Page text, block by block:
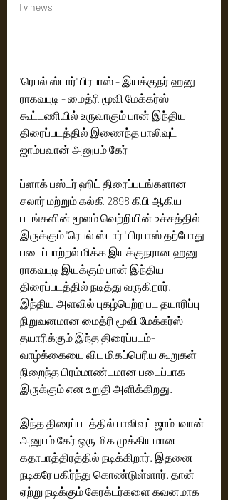
Tv news
'ரெபல் ஸ்டார்' பிரபாஸ் - இயக்குநர் ஹனு
ராகவபுடி - மைத்ரி மூவி மேக்கர்ஸ்
கூட்டணியில் உருவாகும் பான் இந்திய
திரைப்படத்தில் இணைந்த பாலிவுட்
ஜாம்பவான் அனுபம் கேர்
ப்ளாக் பஸ்டர் ஹிட் திரைப்படங்களான
சலார் மற்றும் கல்கி 2898 கிபி ஆகிய
படங்களின் மூலம் வெற்றியின் உச்சத்தில்
இருக்கும் 'ரெபல் ஸ்டார் ' பிரபாஸ் தற்போது
படைப்பாற்றல் மிக்க இயக்குநரான ஹனு
ராகவபுடி இயக்கும் பான் இந்திய
திரைப்படத்தில் நடித்து வருகிறார்.
இந்திய அளவில் புகழ்பெற்ற பட தயாரிப்பு
நிறுவனமான மைத்ரி மூவி மேக்கர்ஸ்
தயாரிக்கும் இந்த திரைப்படம்-
வாழ்க்கையை விட மிகப்பெரிய கூறுகள்
நிறைந்த பிரம்மாண்டமான படைப்பாக
இருக்கும் என உறுதி அளிக்கிறது.
இந்த திரைப்படத்தில் பாலிவுட் ஜாம்பவான்
அனுபம் கேர் ஒரு மிக முக்கியமான
கதாபாத்திரத்தில் நடிக்கிறார்.‌ இதனை
நடிகரே பகிர்ந்து கொண்டுள்ளார். தான்
ஏற்று நடிக்கும் கேரக்டர்களை கவனமாக